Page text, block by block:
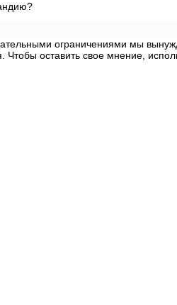
ограничениями мы
Чтобы оставить свое мнение,